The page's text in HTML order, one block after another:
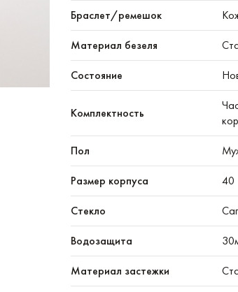
Браслет/ремешок
Материал безеля
Состояние
Комплектность
Пол
Размер корпуса 40
Стекло
Водозащита
Материал застежки